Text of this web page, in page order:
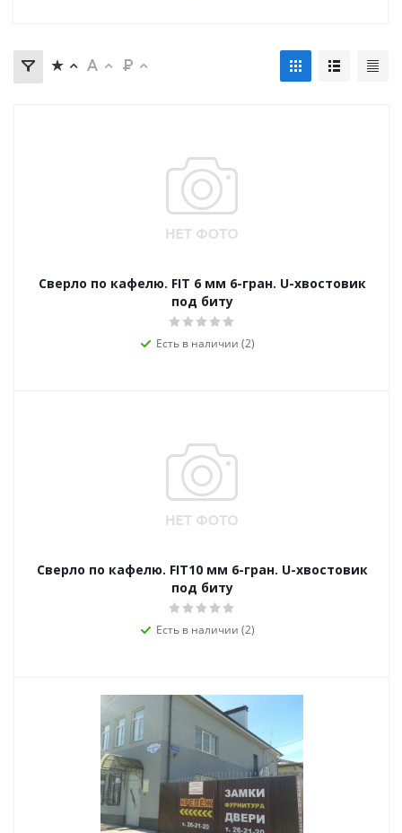
Сверло по кафелю. FIT 6 мм 6-гран. U-хвостовик
под биту
Есть в наличии (2)
Сверло по кафелю. FIT10 мм 6-гран. U-хвостовик
под биту
Есть в наличии (2)